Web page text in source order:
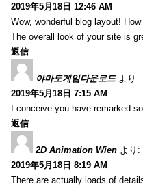
2019年5月18日 12:46 AM
Wow, wonderful blog layout!
The overall look of your site is
返信
야마토게임다운로드 より:
2019年5月18日 7:15 AM
I conceive you have remarked
返信
2D Animation Wien より:
2019年5月18日 8:19 AM
There are actually loads of